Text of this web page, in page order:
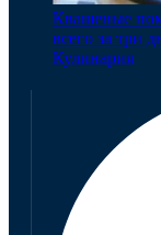
Квашеные
всего за три
Кулинария